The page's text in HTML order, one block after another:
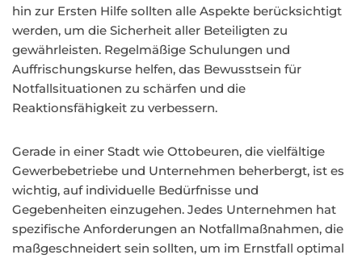
hin zur Ersten Hilfe sollten alle Aspekte berücksichtigt
werden, um die Sicherheit aller Beteiligten zu
gewährleisten. Regelmäßige Schulungen und
Auffrischungskurse helfen, das Bewusstsein für
Notfallsituationen zu schärfen und die
Reaktionsfähigkeit zu verbessern.
Gerade in einer Stadt wie Ottobeuren, die vielfältige
Gewerbebetriebe und Unternehmen beherbergt, ist es
wichtig, auf individuelle Bedürfnisse und
Gegebenheiten einzugehen. Jedes Unternehmen hat
spezifische Anforderungen an Notfallmaßnahmen, die
maßgeschneidert sein sollten, um im Ernstfall optimal